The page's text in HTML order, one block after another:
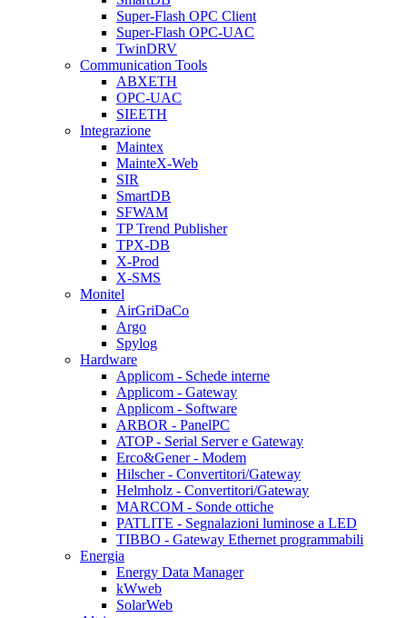
Super-Flash OPC Client
Super-Flash OPC-UAC
TwinDRV
Communication Tools
ABXETH
OPC-UAC
SIEETH
Integrazione
Maintex
MainteX-Web
SIR
SmartDB
SFWAM
TP Trend Publisher
TPX-DB
X-Prod
X-SMS
Monitel
AirGriDaCo
Argo
Spylog
Hardware
Applicom - Schede interne
Applicom - Gateway
Applicom - Software
ARBOR - PanelPC
ATOP - Serial Server e Gateway
Erco&Gener - Modem
Hilscher - Convertitori/Gateway
Helmholz - Convertitori/Gateway
MARCOM - Sonde ottiche
PATLITE - Segnalazioni luminose a LED
TIBBO - Gateway Ethernet programmabili
Energia
Energy Data Manager
kWweb
SolarWeb